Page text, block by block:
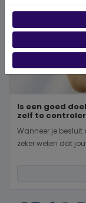
Is een goed
zelf te
Wanneer je besluit
zeker weten dat